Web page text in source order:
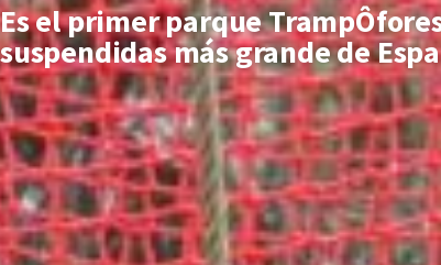
Es el primer parque
suspendidas más grande de